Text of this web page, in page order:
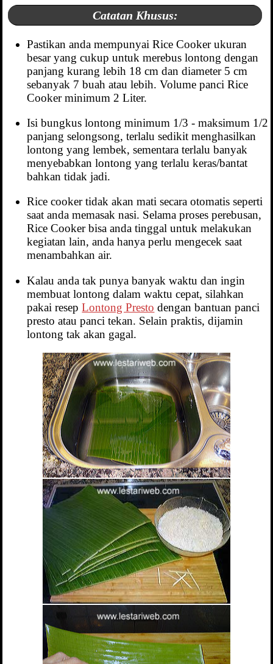
Catatan Khusus:
Pastikan anda mempunyai Rice Cooker ukuran
besar yang cukup untuk merebus lontong dengan
panjang kurang lebih 18 cm dan diameter 5 cm
sebanyak 7 buah atau lebih. Volume panci Rice
Cooker minimum 2 Liter.
Isi bungkus lontong minimum 1/3 - maksimum 1/2
panjang selongsong, terlalu sedikit menghasilkan
lontong yang lembek, sementara terlalu banyak
menyebabkan lontong yang terlalu keras/bantat
bahkan tidak jadi.
Rice cooker tidak akan mati secara otomatis seperti
saat anda memasak nasi. Selama proses perebusan,
Rice Cooker bisa anda tinggal untuk melakukan
kegiatan lain, anda hanya perlu mengecek saat
menambahkan air.
Kalau anda tak punya banyak waktu dan ingin
membuat lontong dalam waktu cepat, silahkan
pakai resepLontong Presto dengan bantuan panci
presto atau panci tekan. Selain praktis, dijamin
lontong tak akan gagal.